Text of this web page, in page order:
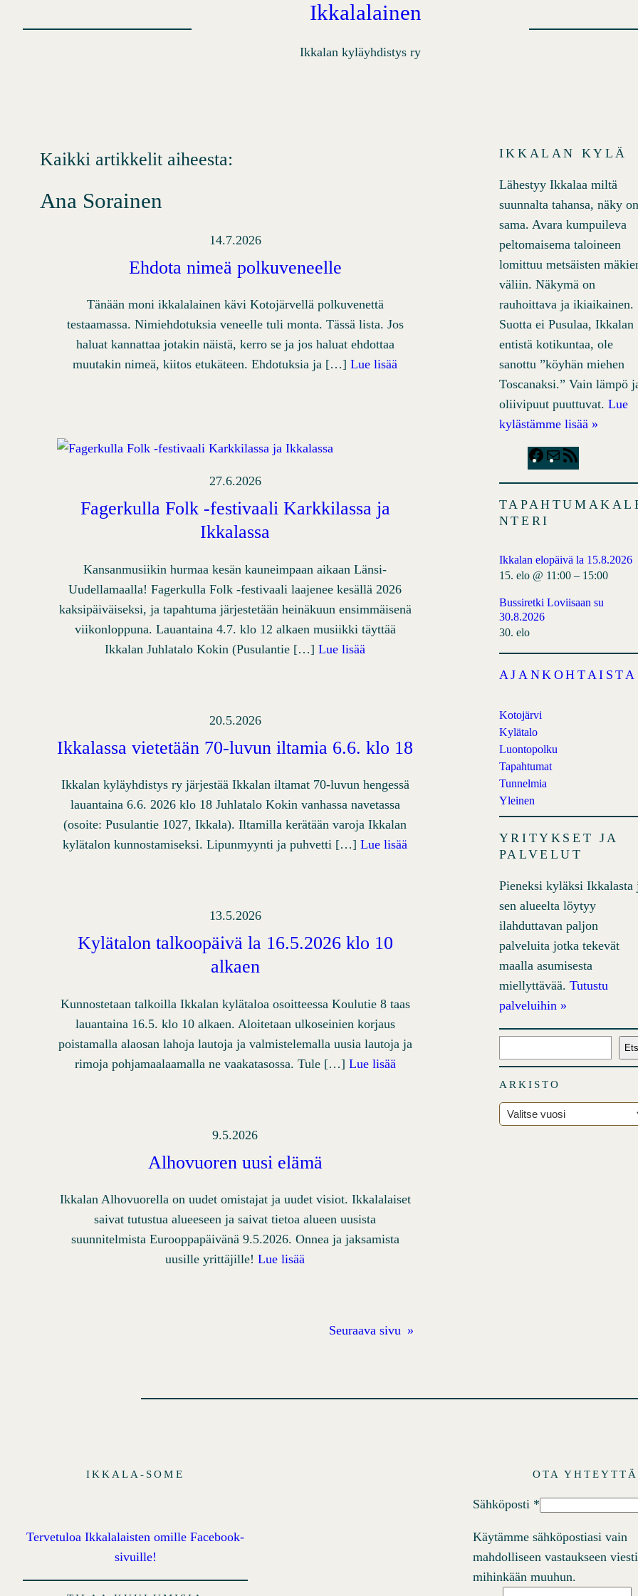
Ikkalalainen
Ikkalan kyläyhdistys ry
Kaikki artikkelit aiheesta:
Ana Sorainen
14.7.2026
Ehdota nimeä polkuveneelle
Tänään moni ikkalalainen kävi Kotojärvellä polkuvenettä
testaamassa. Nimiehdotuksia veneelle tuli monta. Tässä lista. Jos
haluat kannattaa jotakin näistä, kerro se ja jos haluat ehdottaa
muutakin nimeä, kiitos etukäteen. Ehdotuksia ja […]Lue lisää
27.6.2026
Fagerkulla Folk -festivaali Karkkilassa ja
Ikkalassa
Kansanmusiikin hurmaa kesän kauneimpaan aikaan Länsi-
Uudellamaalla! Fagerkulla Folk -festivaali laajenee kesällä 2026
kaksipäiväiseksi, ja tapahtuma järjestetään heinäkuun ensimmäisenä
viikonloppuna. Lauantaina 4.7. klo 12 alkaen musiikki täyttää
Ikkalan Juhlatalo Kokin (Pusulantie […]Lue lisää
20.5.2026
Ikkalassa vietetään 70-luvun iltamia 6.6. klo 18
Ikkalan kyläyhdistys ry järjestää Ikkalan iltamat 70-luvun hengessä
lauantaina 6.6. 2026 klo 18 Juhlatalo Kokin vanhassa navetassa
(osoite: Pusulantie 1027, Ikkala). Iltamilla kerätään varoja Ikkalan
kylätalon kunnostamiseksi. Lipunmyynti ja puhvetti […]Lue lisää
13.5.2026
Kylätalon talkoopäivä la 16.5.2026 klo 10
alkaen
Kunnostetaan talkoilla Ikkalan kylätaloa osoitteessa Koulutie 8 taas
lauantaina 16.5. klo 10 alkaen. Aloitetaan ulkoseinien korjaus
poistamalla alaosan lahoja lautoja ja valmistelemalla uusia lautoja ja
rimoja pohjamaalaamalla ne vaakatasossa. Tule […] Lue lisää
9.5.2026
Alhovuoren uusi elämä
Ikkalan Alhovuorella on uudet omistajat ja uudet visiot. Ikkalalaiset
saivat tutustua alueeseen ja saivat tietoa alueen uusista
suunnitelmista Eurooppapäivänä 9.5.2026. Onnea ja jaksamista
uusille yrittäjille!Lue lisää
Seuraava sivu »
IKKALAN KYLÄ
Lähestyy Ikkalaa miltä
suunnalta tahansa, näky on
sama. Avara kumpuileva
peltomaisema taloineen
lomittuu metsäisten
väliin. Näkymä on
rauhoittava ja ikiaikainen.
Suotta ei Pusulaa, Ikkalan
entistä kotikuntaa, ole
sanottu ”köyhän miehen
Toscanaksi.” Vain lämpö
oliivipuut puuttuvat. Lue
kylästämme lisää »
F
e
o
o
k
M
e
d
NTERI
Ikkalan elopäivä la 15.8.2026
15. elo @ 11:00– 15:00
Bussiretki Loviisaan su
30.8.2026
30. elo
AJANKOHTAISTA
Kotojärvi
Kylätalo
Luontopolku
Tapahtumat
Tunnelmia
Yleinen
YRITYKSET JA
PALVELUT
Pieneksi kyläksi Ikkalasta
sen alueelta löytyy
ilahduttavan paljon
palveluita jotka tekevät
maalla asumisesta
miellyttävää. Tutustu
palveluihin »
t
s
i
ARKISTO
A
IKKALA-SOME
Tervetuloa Ikkalalaisten omille Facebook-
sivuille!
OTA YHTEYTTÄ
Sähköposti *
Käytämme sähköpostiasi vain
mahdolliseen vastaukseen
mihinkään muuhun.